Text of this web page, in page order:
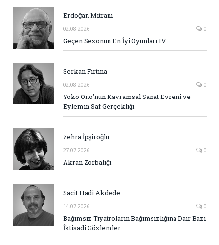
Erdoğan Mitrani
02.08.2026 0
Geçen Sezonun En İyi Oyunları IV
Serkan Fırtına
02.08.2026 0
Yoko Ono’nun Kavramsal Sanat Evreni ve
Eylemin Saf Gerçekliği
Zehra İpşiroğlu
27.07.2026 0
Akran Zorbalığı
Sacit Hadi Akdede
14.07.2026 0
Bağımsız Tiyatroların Bağımsızlığına Dair Bazı
İktisadi Gözlemler